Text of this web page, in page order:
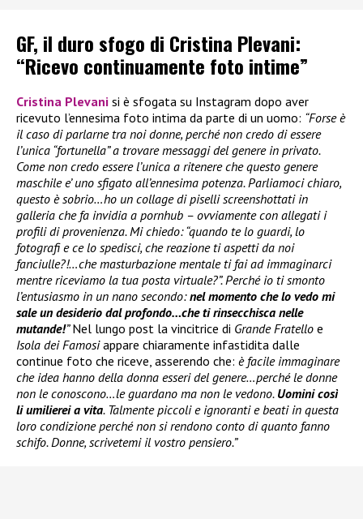
GF, il duro sfogo di Cristina Plevani:
“Ricevo continuamente foto intime”
Cristina Plevani si è sfogata su Instagram dopo aver
ricevuto l’ennesima foto intima da parte di un uomo: “Forse è
il caso di parlarne tra noi donne, perché non credo di essere
l’unica “fortunella” a trovare messaggi del genere in privato.
Come non credo essere l’unica a ritenere che questo genere
maschile e’ uno sfigato all’ennesima potenza. Parliamoci chiaro,
questo è sobrio…ho un collage di piselli screenshottati in
galleria che fa invidia a pornhub – ovviamente con allegati i
profili di provenienza. Mi chiedo: “quando te lo guardi, lo
fotografi e ce lo spedisci, che reazione ti aspetti da noi
fanciulle?!…che masturbazione mentale ti fai ad immaginarci
mentre riceviamo la tua posta virtuale?”. Perché io ti smonto
l’entusiasmo in un nano secondo:nel momento che lo vedo mi
sale un desiderio dal profondo…che ti rinsecchisca nelle
mutande!”Nel lungo post la vincitrice di Grande Fratello e
Isola dei Famosiappare chiaramente infastidita dalle
continue foto che riceve, asserendo che: è facile immaginare
che idea hanno della donna esseri del genere…perché le donne
non le conoscono…le guardano ma non le vedono. Uomini così
li umilierei a vita. Talmente piccoli e ignoranti e beati in questa
loro condizione perché non si rendono conto di quanto fanno
schifo. Donne, scrivetemi il vostro pensiero.”